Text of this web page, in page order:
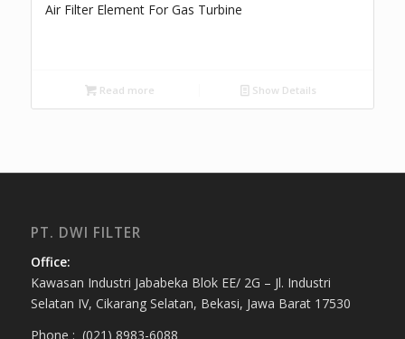
Air Filter Element For Gas Turbine
Read more Show Details
PT. DWI FILTER
Office:
Kawasan Industri Jababeka Blok EE/ 2G – Jl. Industri
Selatan IV, Cikarang Selatan, Bekasi, Jawa Barat 17530
Phone : (021) 8983-6088